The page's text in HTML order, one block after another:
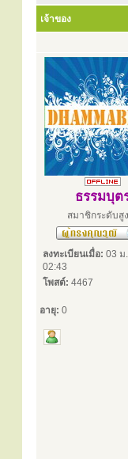
เจ้าของ
ธรรมบุต
สมาชิกระดับสู
ลงทะเบียนเมื่อ: 03 ม
02:43
โพสต์: 4467
อายุ: 0